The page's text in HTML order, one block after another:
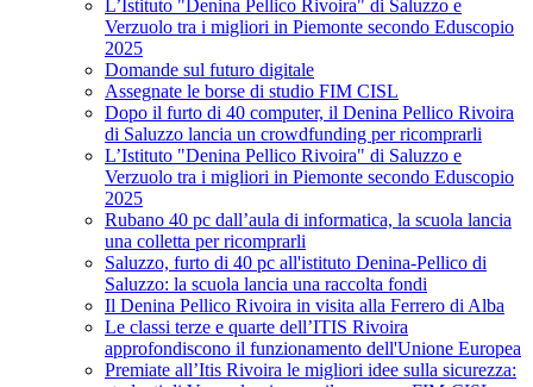
L’Istituto "Denina Pellico Rivoira" di Saluzzo e
Verzuolo tra i migliori in Piemonte secondo Eduscopio
2025
Domande sul futuro digitale
Assegnate le borse di studio FIM CISL
Dopo il furto di 40 computer, il Denina Pellico Rivoira
di Saluzzo lancia un crowdfunding per ricomprarli
L’Istituto "Denina Pellico Rivoira" di Saluzzo e
Verzuolo tra i migliori in Piemonte secondo Eduscopio
2025
Rubano 40 pc dall’aula di informatica, la scuola lancia
una colletta per ricomprarli
Saluzzo, furto di 40 pc all'istituto Denina-Pellico di
Saluzzo: la scuola lancia una raccolta fondi
Il Denina Pellico Rivoira in visita alla Ferrero di Alba
Le classi terze e quarte dell’ITIS Rivoira
approfondiscono il funzionamento dell'Unione Europea
Premiate all’Itis Rivoira le migliori idee sulla sicurezza: